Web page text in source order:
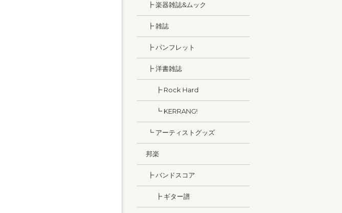
┣ 楽器雑誌&ムック
┣ 雑誌
┣ パンフレット
┣ 洋書雑誌
┣ Rock Hard
┗ KERRANG!
┗ アーティストグッズ
邦楽
┣ バンドスコア
┣ ギター譜